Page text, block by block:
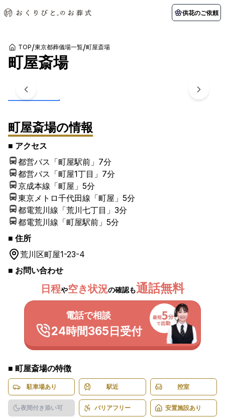
供花のご依頼
初めての方へ
葬儀の流れ
アフターサポート
会社を知る
スタッフ一覧
会社概要
関東エリア
東京都
千葉県
北海道エリア
札幌市
お客様の声
よくある質問
葬儀の知識
TOP/東京都葬儀場一覧/町屋斎場
町屋斎場
町屋斎場の情報
■ アクセス
都営バス「町屋駅前」 7分
都営バス「町屋1丁目」 7分
京成本線「町屋」 5分
東京メトロ千代田線「町屋」 5分
都電荒川線「荒川七丁目」 3分
都電荒川線「町屋駅前」 5分
■ 住所
荒川区町屋1-23-4
■ お問い合わせ
日程や空き状況の確認も通話無料
電話で相談
24時間365日受付
■ 町屋斎場の特徴
駐車場あり 駅近 控室
夜間付き添い可 バリアフリー 安置施設あり